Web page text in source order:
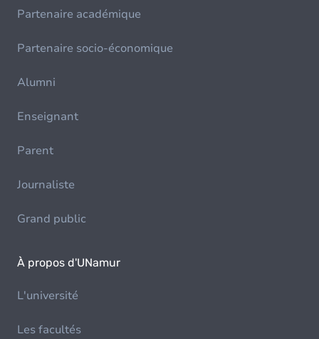
Partenaire académique
Partenaire socio-économique
Alumni
Enseignant
Parent
Journaliste
Grand public
À propos d'UNamur
L'université
Les facultés